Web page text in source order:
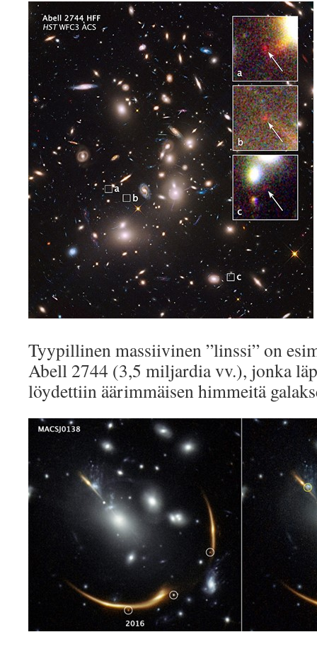
Tyypillinen massiivinen ”linssi” on
Abell 2744 (3,5 miljardia vv.), jonka
löydettiin äärimmäisen himmeitä